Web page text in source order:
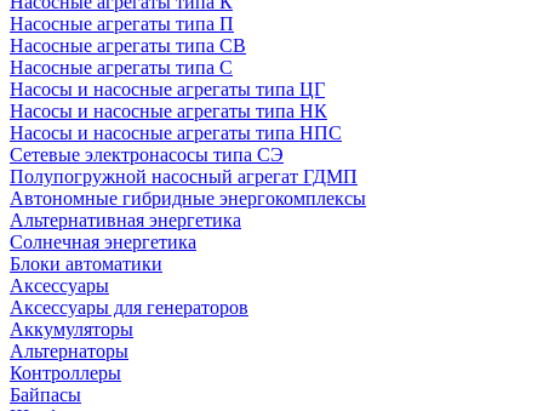
Насосные агрегаты типа П
Насосные агрегаты типа СВ
Насосные агрегаты типа С
Насосы и насосные агрегаты типа ЦГ
Насосы и насосные агрегаты типа НК
Насосы и насосные агрегаты типа НПС
Сетевые электронасосы типа СЭ
Полупогружной насосный агрегат ГДМП
Автономные гибридные энергокомплексы
Альтернативная энергетика
Солнечная энергетика
Блоки автоматики
Аксессуары
Аксессуары для генераторов
Аккумуляторы
Альтернаторы
Контроллеры
Байпасы